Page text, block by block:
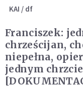
KAI / df
Franciszek:
chrześcijan,
niepełna,
jednym chrzcie